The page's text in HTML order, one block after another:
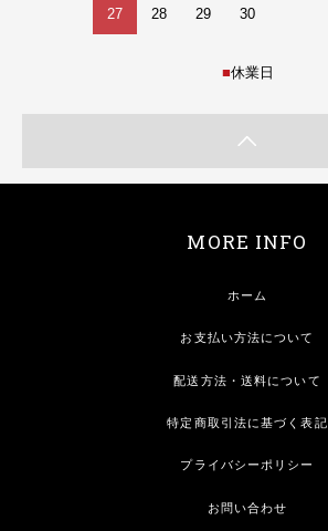
27 28 29 30
■休業日
MORE INFO
ホーム
お支払い方法について
配送方法・送料について
特定商取引法に基づく表記
プライバシーポリシー
お問い合わせ